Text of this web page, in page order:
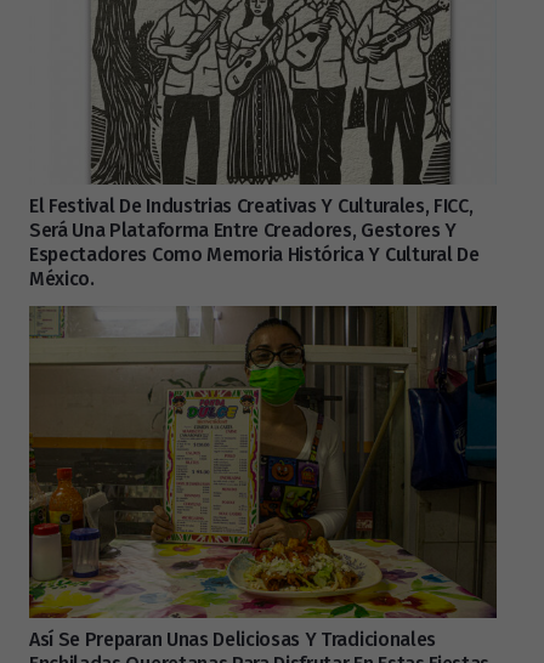
El Festival De Industrias Creativas Y Culturales, FICC,
Será Una Plataforma Entre Creadores, Gestores Y
Espectadores Como Memoria Histórica Y Cultural De
México.
Así Se Preparan Unas Deliciosas Y Tradicionales